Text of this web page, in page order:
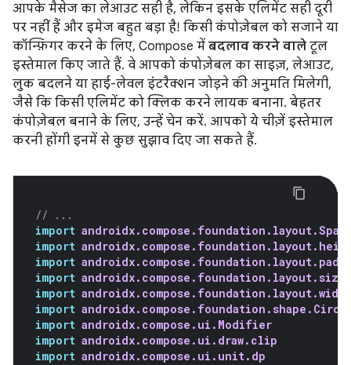
आपके मैसेज का लेआउट सही है, लेकिन इसके एलिमेंट सही दूरी
पर नहीं हैं और इमेज बहुत बड़ा है! किसी कंपोज़ेबल को सजाने या
कॉन्फ़िगर करने के लिए, Compose में बदलाव करने वाले टूल
इस्तेमाल किए जाते हैं. वे आपको कंपोज़ेबल का साइज़, लेआउट,
लुक बदलने या हाई-लेवल इंटरैक्शन जोड़ने की अनुमति मिलेगी,
जैसे कि किसी एलिमेंट को क्लिक करने लायक बनाना. बेहतर
कंपोज़ेबल बनाने के लिए, उन्हें चेन करें. आपको ये चीज़ें इस्तेमाल
करनी होंगी इनमें से कुछ सुझाव दिए जा सकते हैं.
// ...
import
import
import
import androidx.compose.foundation.layout.size
import androidx.compose.foundation.layout.width
import
import androidx.compose.ui.Modifier
import androidx.compose.ui.draw.clip
import androidx.compose.ui.unit.dp